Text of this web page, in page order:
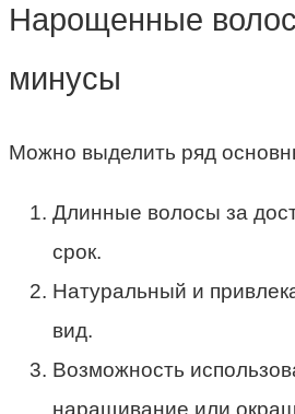
Нарощенные
минусы
Можно выделить ряд
Длинные волосы за
срок.
Натуральный и
вид.
Возможность